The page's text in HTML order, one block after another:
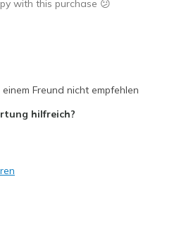
with this purchase 😕
down the ankle
Freund nicht empfehlen
hilfreich?